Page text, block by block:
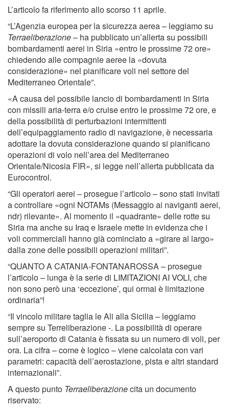
L’articolo fa riferimento allo scorso 11 aprile.
“L’Agenzia europea per la sicurezza aerea – leggiamo su
Terraeliberazione– ha pubblicato un’allerta su possibili
bombardamenti aerei in Siria «entro le prossime 72 ore»
chiedendo alle compagnie aeree la «dovuta
considerazione» nel pianificare voli nel settore del
Mediterraneo Orientale”.
«A causa del possibile lancio di bombardamenti in Siria
con missili aria-terra e/o cruise entro le prossime 72 ore, e
della possibilità di perturbazioni intermittenti
dell’equipaggiamento radio di navigazione, è necessaria
adottare la dovuta considerazione quando si pianificano
operazioni di volo nell’area del Mediterraneo
Orientale/Nicosia FIR», si legge nell’allerta pubblicata da
Eurocontrol.
“Gli operatori aerei – prosegue l’articolo – sono stati invitati
a controllare «ogni NOTAMs (Messaggio ai naviganti aerei,
ndr) rilevante». Al momento il «quadrante» delle rotte su
Siria ma anche su Iraq e Israele mette in evidenza che i
voli commerciali hanno già cominciato a «girare al largo»
dalla zone delle possibili operazioni militari”.
“QUANTO A CATANIA-FONTANAROSSA – prosegue
l’articolo – lunga è la serie di LIMITAZIONI AI VOLI, che
non sono però una ‘eccezione’, qui ormai è limitazione
ordinaria”!
“Il vincolo militare taglia le Ali alla Sicilia – leggiamo
sempre su Terreliberazione -. La possibilità di operare
sull’aeroporto di Catania è fissata su un numero di voli, per
ora. La cifra – come è logico – viene calcolata con vari
parametri: capacità dell’aerostazione, pista e altri standard
internazionali”.
A questo punto Terraeliberazionecita un documento
riservato: